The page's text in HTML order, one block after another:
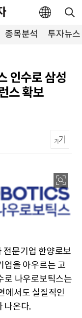
종목분석 투자뉴스
인수로 삼성
스 확보
전문기업 한양로보
업을 아우르는 고
로 나우로보틱스는
에서도 실질적인
나온다.